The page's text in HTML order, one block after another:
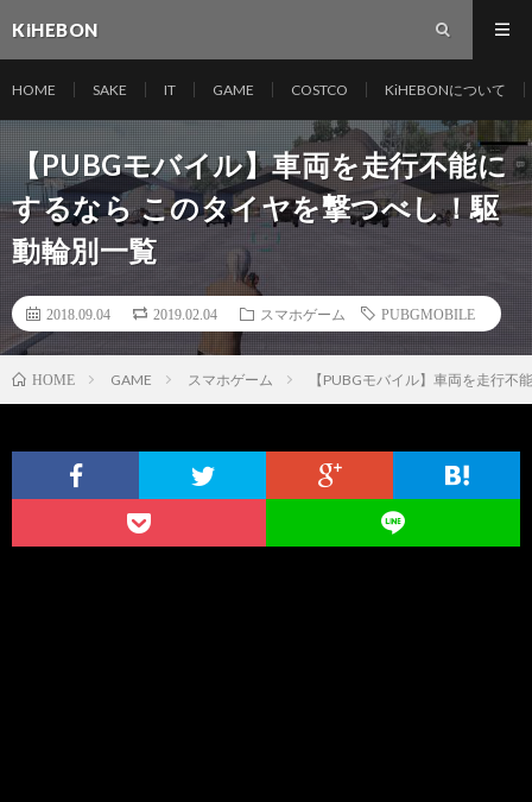
KiHEBON
HOME SAKE IT GAME COSTCO KiHEBONについて
【PUBGモバイル】車両を走行不能に
するなら このタイヤを撃つべし！駆
動輪別一覧
2018.09.04 2019.02.04 スマホゲーム PUBGMOBILE
HOME GAME スマホゲーム 【PUBGモバイル】車両を走行